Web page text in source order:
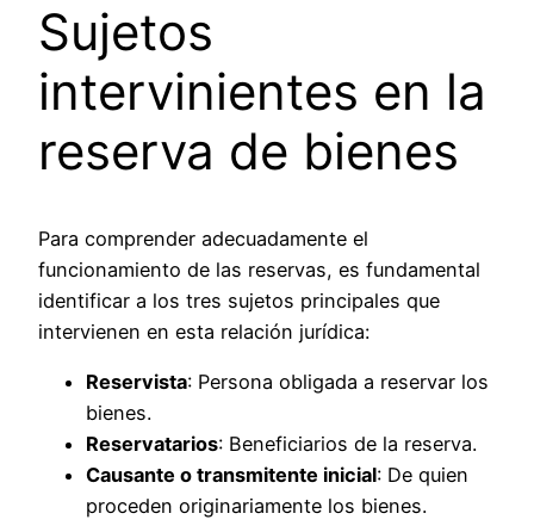
Sujetos
intervinientes en la
reserva de bienes
Para comprender adecuadamente el
funcionamiento de las reservas, es fundamental
identificar a los tres sujetos principales que
intervienen en esta relación jurídica:
Reservista: Persona obligada a reservar los
bienes.
Reservatarios: Beneficiarios de la reserva.
Causante o transmitente inicial: De quien
proceden originariamente los bienes.